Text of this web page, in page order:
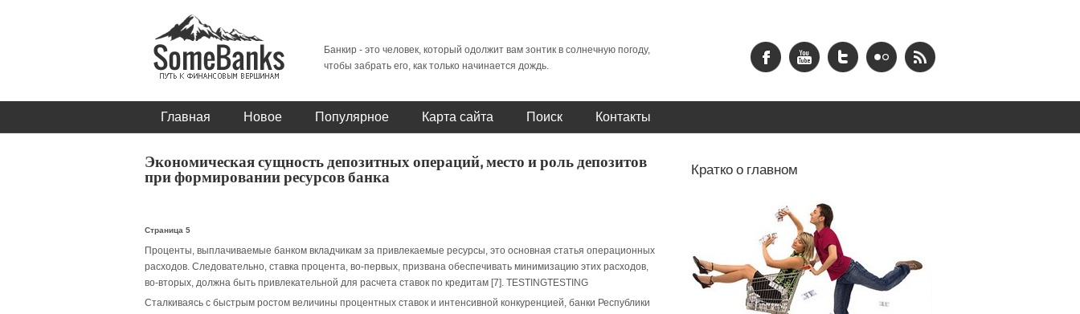
Банкир - это человек, который одолжит вам зонтик в солнечную погоду,
чтобы забрать его, как только начинается дождь.
Главная Новое Популярное Карта сайта Поиск Контакты
Экономическая сущность депозитных операций, место и роль депозитов
при формировании ресурсов банка
Страница 5
Проценты, выплачиваемые банком вкладчикам за привлекаемые ресурсы, это основная статья операционных
расходов. Следовательно, ставка процента, во-первых, призвана обеспечивать минимизацию этих расходов,
во-вторых, должна быть привлекательной для расчета ставок по кредитам [7]. TESTINGTESTING
Сталкиваясь с быстрым ростом величины процентных ставок и интенсивной конкуренцией, банки Республики
Кратко о главном